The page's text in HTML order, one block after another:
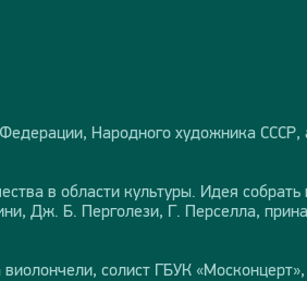
Народного художника
в области культуры. Идея
Дж. Б. Перголези, Г. Перселла,
солист ГБУК